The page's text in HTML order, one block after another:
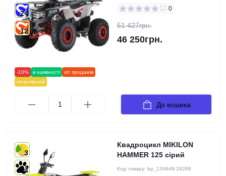
-10% в наявності
хіт продажів
популярний
24
12
0
51 427грн.
46 250грн.
До кошика
3
4
Квадроцикл MIKILON
HAMMER 125 cірий
Код товару: bp_134949-16268